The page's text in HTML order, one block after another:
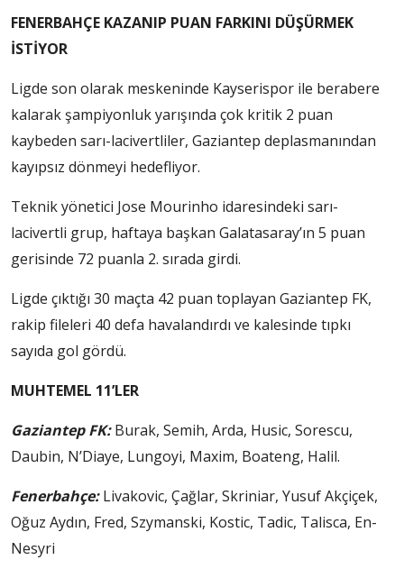
FENERBAHÇE KAZANIP PUAN FARKINI DÜŞÜRMEK
İSTİYOR
Ligde son olarak meskeninde Kayserispor ile berabere
kalarak şampiyonluk yarışında çok kritik 2 puan
kaybeden sarı-lacivertliler, Gaziantep deplasmanından
kayıpsız dönmeyi hedefliyor.
Teknik yönetici Jose Mourinho idaresindeki sarı-
lacivertli grup, haftaya başkan Galatasaray’ın 5 puan
gerisinde 72 puanla 2. sırada girdi.
Ligde çıktığı 30 maçta 42 puan toplayan Gaziantep FK,
rakip fileleri 40 defa havalandırdı ve kalesinde tıpkı
sayıda gol gördü.
MUHTEMEL 11’LER
Gaziantep FK:Burak, Semih, Arda, Husic, Sorescu,
Daubin, N’Diaye, Lungoyi, Maxim, Boateng, Halil.
Fenerbahçe:Livakovic, Çağlar, Skriniar, Yusuf Akçiçek,
Oğuz Aydın, Fred, Szymanski, Kostic, Tadic, Talisca, En-
Nesyri